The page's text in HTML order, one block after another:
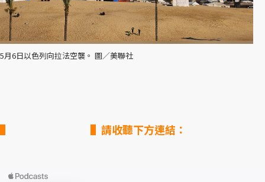
5月6日以色列向拉法空襲。 圖／美聯社
▌請收聽下方連結：